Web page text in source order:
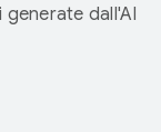
dall'AI